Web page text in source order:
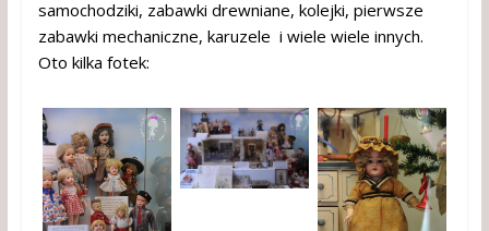
samochodziki, zabawki drewniane, kolejki, pierwsze
zabawki mechaniczne, karuzele i wiele wiele innych.
Oto kilka fotek: